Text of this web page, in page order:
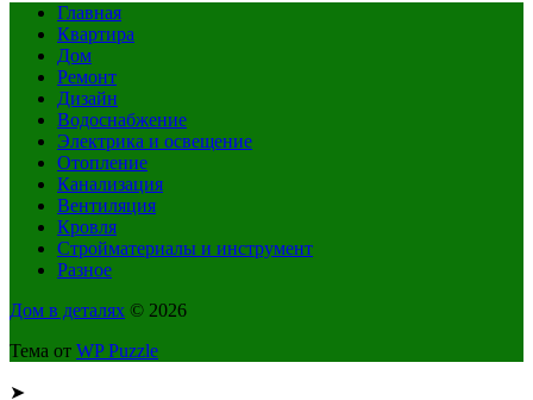
Главная
Квартира
Дом
Ремонт
Дизайн
Водоснабжение
Электрика и освещение
Отопление
Канализация
Вентиляция
Кровля
Стройматериалы и инструмент
Разное
Дом в деталях © 2026
Тема от WP Puzzle
➤